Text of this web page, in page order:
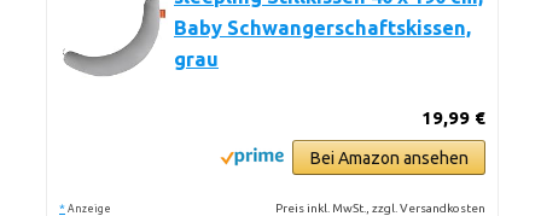
Baby Schwangerschaftskissen,
grau
19,99 €
Bei Amazon ansehen
* Anzeige Preis inkl. MwSt., zzgl. Versandkosten